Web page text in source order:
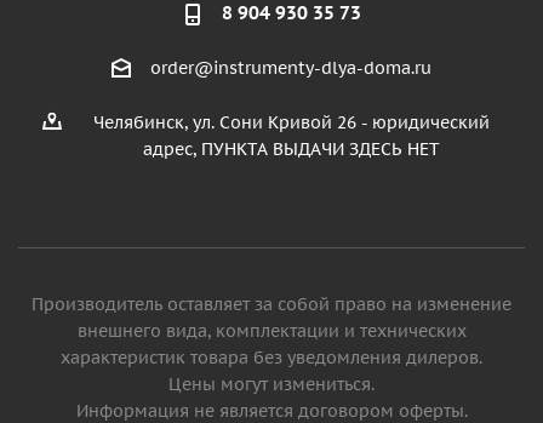
8 904 930 35 73
order@instrumenty-dlya-doma.ru
Челябинск, ул. Сони Кривой 26 - юридический
адрес, ПУНКТА ВЫДАЧИ ЗДЕСЬ НЕТ
Производитель оставляет за собой право на изменение
внешнего вида, комплектации и технических
характеристик товара без уведомления дилеров.
Цены могут измениться.
Информация не является договором оферты.